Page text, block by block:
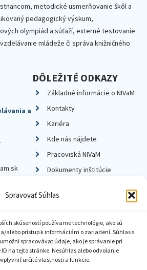
Spravovať Súhlas
skúseností používame technológie, ako sú
alebo prístup k informáciám o zariadení. Súhlas s
spracovávať údaje, ako je správanie pri
na tejto stránke. Nesúhlas alebo odvolanie
určité vlastnosti a funkcie.
metodické usmerňovanie škôl a
pedagogický výskum,
olympiád a súťaží, externé testovanie
mládeže či správa knižničného
a
DÔLEŽITÉ ODKAZY
Základné informácie o NIVaM
Kontakty
Kariéra
Kde nás nájdete
Pracoviská NIVaM
Dokumenty inštitúcie
ochrany súkromia